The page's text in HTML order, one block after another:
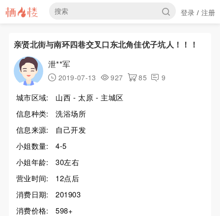
登录 / 注册
亲贤北街与南环四巷交叉口东北角佳优子坑人！！！
泄**军
2019-07-13 927 85 9
城市区域:
山西 - 太原 - 主城区
信息种类:
洗浴场所
信息来源:
自己开发
小姐数量:
4-5
小姐年龄:
30左右
营业时间:
12点后
消费日期:
201903
消费价格:
598+